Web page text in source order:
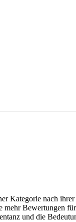
Kategorie nach
Bewertungen
und die